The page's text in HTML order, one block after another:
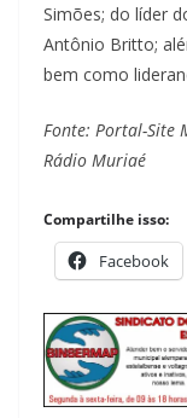
Simões; do líder
Antônio Britto;
bem como
Fonte: Portal-Site
Rádio Muriaé
Compartilhe isso:
Facebook